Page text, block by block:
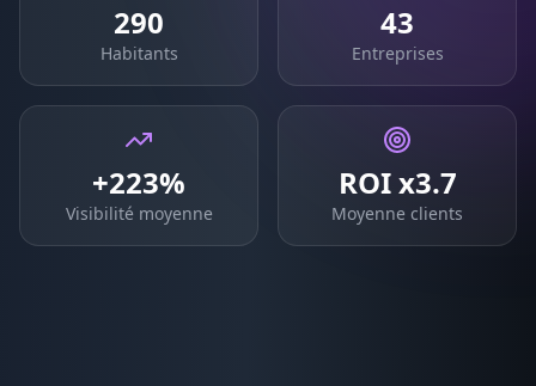
290
Habitants
43
Entreprises
+223%
Visibilité moyenne
ROI x3.7
Moyenne clients